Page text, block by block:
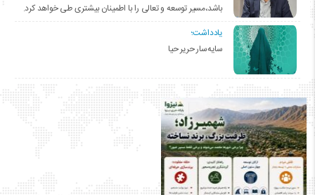
باشد،مسیر توسعه و تعالی را با اطمینان بیشتری طی خواهد کرد.
یادداشت؛
سایه‌سار حریر حیا